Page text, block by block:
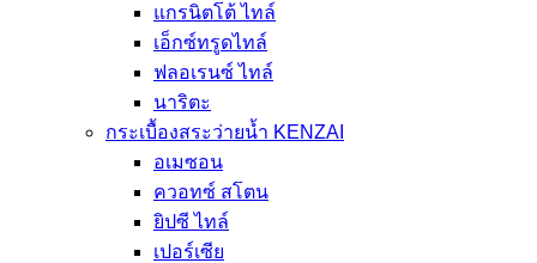
แกรนิตโต้ ไทล์
เอ็กซ์ทรูดไทล์
ฟลอเรนซ์ ไทล์
นาริตะ
กระเบื้องสระว่ายน้ำ KENZAI
อเมซอน
ควอทซ์ สโตน
ยิปซี ไทล์
เปอร์เซีย